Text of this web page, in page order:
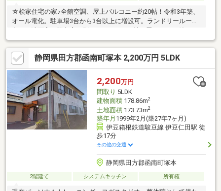
☆桧家住宅の家♪全館空調、屋上バルコニー約20帖！令和3年築、
オール電化。駐車場3台から3台以上に増設可。ランドリールーム
有り、洗面室と脱衣室が別々です。LDK20帖に畳コーナー付き。
静岡県田方郡函南町塚本 2,200万円 5LDK
2,200万円
間取り 5LDK
建物面積178.86m2
土地面積173.73m2
築年月 1999年2月(築27年7ヶ月)
伊豆箱根鉄道駿豆線 伊豆仁田駅 徒
歩17分
その他の交通
静岡県田方郡函南町塚本
2階建て システムキッチン 所有権